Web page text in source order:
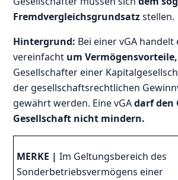
Fremdvergleichsgrundsatzstellen.
Hintergrund: Bei einer vGA handelt
vereinfacht um Vermögensvorteile,
Gesellschafter einer
der gesellschaftsrechtlichen
gewährt werden. Eine vGAdarf den
Gesellschaft nicht mindern.
MERKE | Im Geltungsbereich des
Sonderbetriebsvermögens einer